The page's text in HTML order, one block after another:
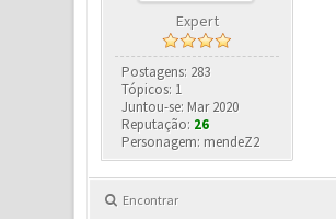
Expert
Postagens: 283
Tópicos: 1
Juntou-se: Mar 2020
Reputação: 26
Personagem: mendeZ2
Encontrar